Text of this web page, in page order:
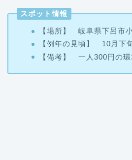
スポット情報
【場所】 岐阜県下呂市
【例年の見頃】 10月下
【備考】 一人300円の